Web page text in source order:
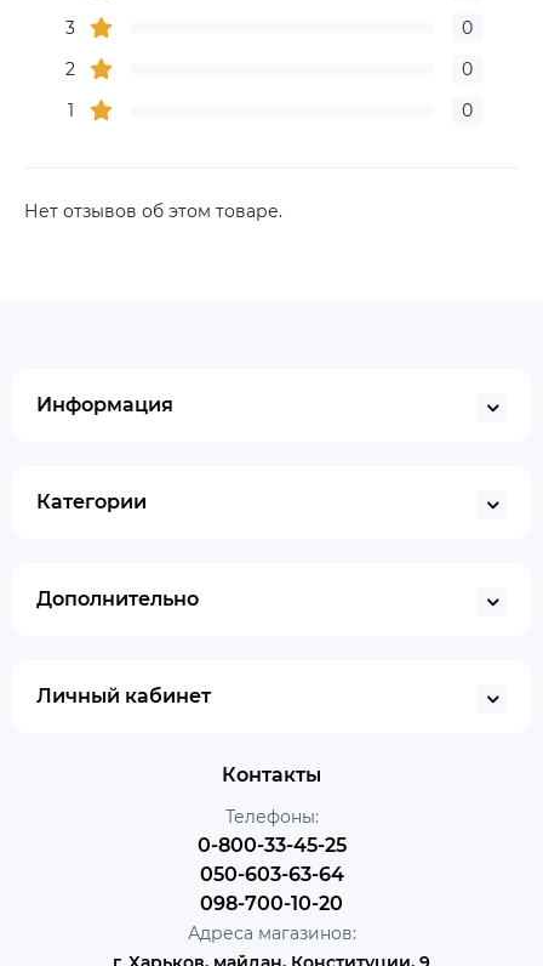
3
0
2
0
1
0
Нет отзывов об этом товаре.
Информация
Категории
Дополнительно
Личный кабинет
Контакты
Телефоны:
0-800-33-45-25
050-603-63-64
098-700-10-20
Адреса магазинов: